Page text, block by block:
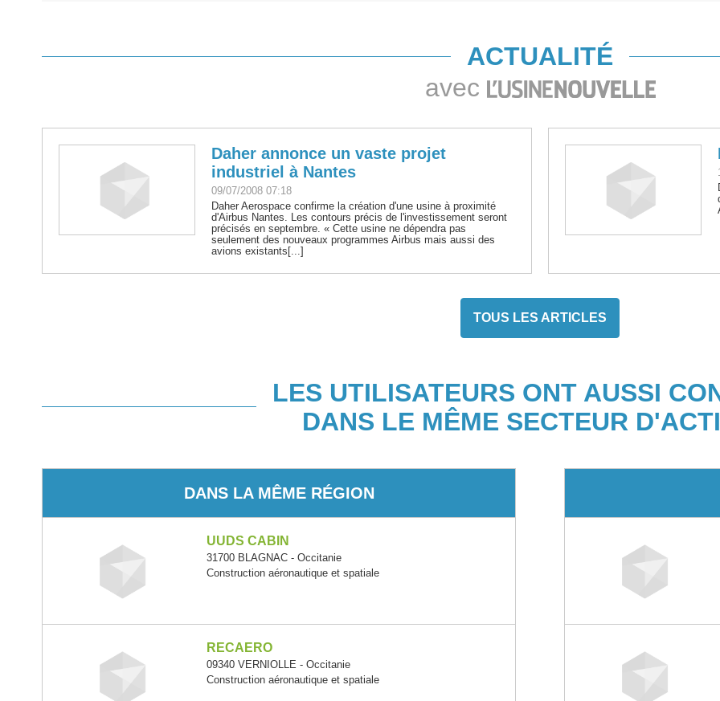
ACTUALITÉ
avec
Daher annonce un vaste projet
industriel à Nantes
09/07/2008 07:18
Daher Aerospace confirme la création d'une usine à proximité
d'Airbus Nantes. Les contours précis de l'investissement seront
précisés en septembre. « Cette usine ne dépendra pas
seulement des nouveaux programmes Airbus mais aussi des
avions existants[...]
TOUS LES ARTICLES
LES UTILISATEURS ONT AUSSI
DANS LE MÊME SECTEUR
DANS LA MÊME RÉGION
UUDS CABIN
31700 BLAGNAC - Occitanie
Construction aéronautique et spatiale
RECAERO
09340 VERNIOLLE - Occitanie
Construction aéronautique et spatiale